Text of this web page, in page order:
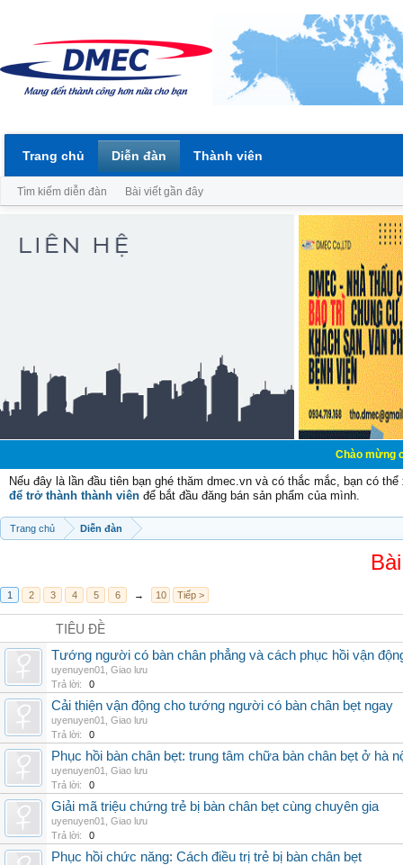
Chào mừng các bạn
Nếu đây là lần đầu tiên bạn ghé thăm dmec.vn và có thắc mắc, bạn có
để trở thành thành viên để bắt đầu đăng bán sản phẩm của mình.
Trang chủ Diễn đàn
1 2 3 4 5 6 → 10 Tiếp >
TIÊU ĐỀ
Tướng người có bàn chân phẳng và cách phục hồi vận
uyenuyen01
Giao lưu
Trả lời:
0
Cải thiện vận động cho tướng người có bàn chân bẹt ngay
uyenuyen01
Giao lưu
Trả lời:
0
Phục hồi bàn chân bẹt: trung tâm chữa bàn chân bẹt ở hà
uyenuyen01
Giao lưu
Trả lời:
0
Giải mã triệu chứng trẻ bị bàn chân bẹt cùng chuyên gia
uyenuyen01
Giao lưu
Trả lời:
0
Phục hồi chức năng: Cách điều trị trẻ bị bàn chân bẹt
Trang chủ Diễn đàn
Tìm kiếm diễn đàn Bài viết gần đây
Thành viên